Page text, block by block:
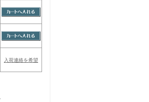
入荷連絡を希望